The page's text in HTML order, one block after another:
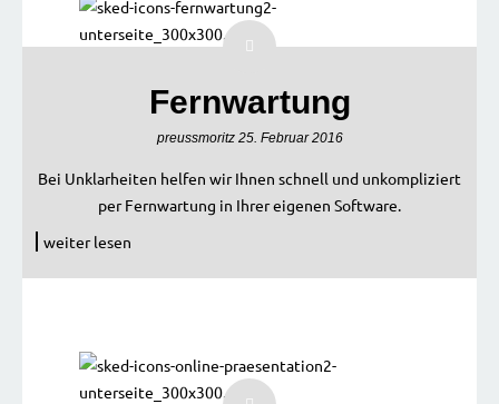
Fernwartung
preussmoritz 25. Februar 2016
Bei Unklarheiten helfen wir Ihnen schnell und unkompliziert
per Fernwartung in Ihrer eigenen Software.
weiter lesen